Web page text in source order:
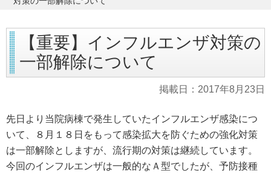
ー
ジ
の
位
置:
【重要】インフルエンザ対策の
一部解除について
掲載日： 2017年8月23日
先日より当院病棟で発生していたインフルエンザ感染につ
いて、８月１８日をもって感染拡大を防ぐための強化対策
は一部解除としますが、流行期の対策は継続しています。
今回のインフルエンザは一般的なＡ型でしたが、予防接種